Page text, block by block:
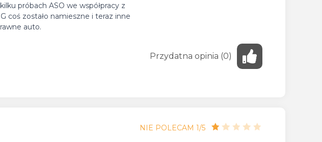
próbach ASO we współpracy z
coś zostało namieszne i teraz inne
auto.
Przydatna opinia (0)
NIE POLECAM 1/5